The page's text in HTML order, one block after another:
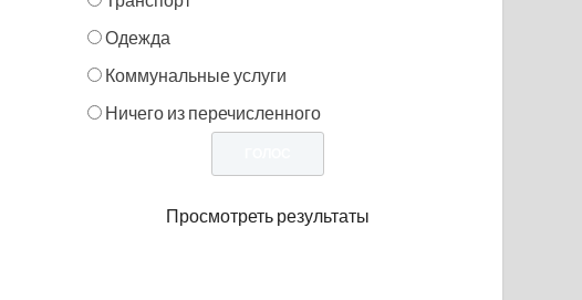
Одежда
Коммунальные услуги
Ничего из перечисленного
Просмотреть результаты